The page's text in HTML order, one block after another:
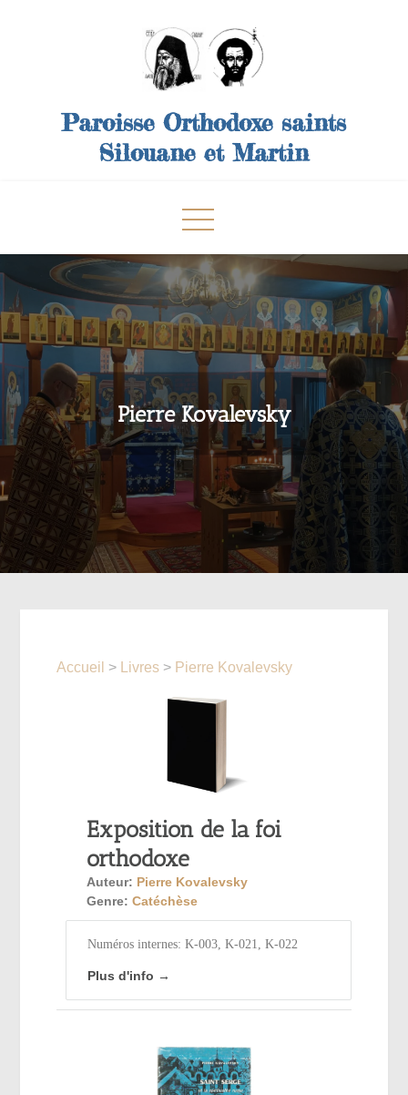
Paroisse Orthodoxe saints
Silouane et Martin
Pierre Kovalevsky
Accueil > Livres > Pierre Kovalevsky
Exposition de la foi
orthodoxe
Auteur: Pierre Kovalevsky
Genre: Catéchèse
Numéros internes: K-003, K-021, K-022
Plus d'info →